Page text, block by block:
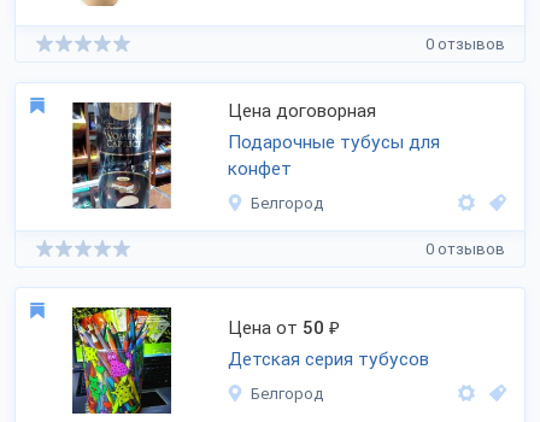
0 отзывов
Цена договорная
Подарочные тубусы для
конфет
Белгород
0 отзывов
Цена от 50 ₽
Детская серия тубусов
Белгород